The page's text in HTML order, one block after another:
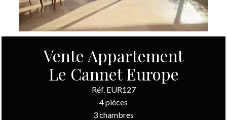
Vente Appartement
Le Cannet Europe
Réf. EUR127
4 pièces
3 chambres